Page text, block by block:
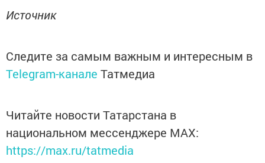
Источник
Следите за самым важным и интересным в
Telegram-канале Татмедиа
Читайте новости Татарстана в
национальном мессенджере MАХ:
https://max.ru/tatmedia